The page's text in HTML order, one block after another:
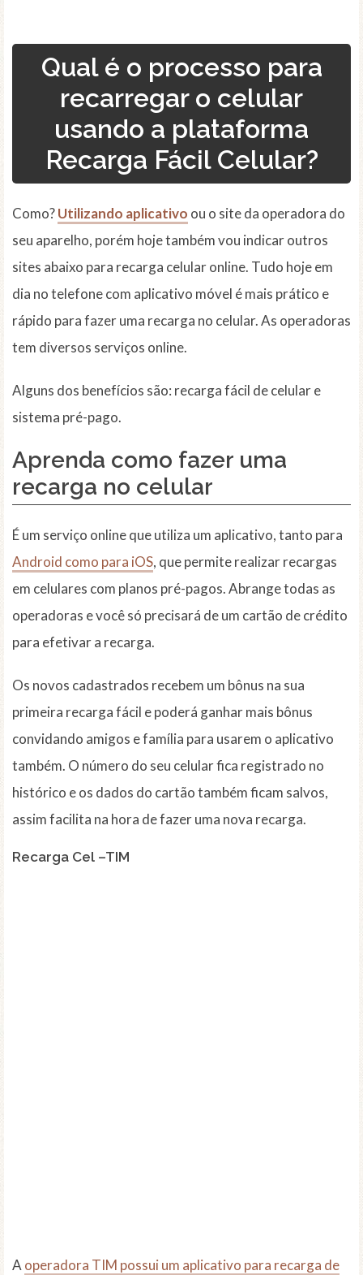
Qual é o processo para
recarregar o celular
usando a plataforma
Recarga Fácil Celular?
Como?Utilizando aplicativo ou o site da operadora do
seu aparelho, porém hoje também vou indicar outros
sites abaixo para recarga celular online. Tudo hoje em
dia no telefone com aplicativo móvel é mais prático e
rápido para fazer uma recarga no celular. As operadoras
tem diversos serviços online.
Alguns dos benefícios são: recarga fácil de celular e
sistema pré-pago.
Aprenda como fazer uma
recarga no celular
É um serviço online que utiliza um aplicativo, tanto para
Android como para iOS, que permite realizar recargas
em celulares com planos pré-pagos. Abrange todas as
operadoras e você só precisará de um cartão de crédito
para efetivar a recarga.
Os novos cadastrados recebem um bônus na sua
primeira recarga fácil e poderá ganhar mais bônus
convidando amigos e família para usarem o aplicativo
também. O número do seu celular fica registrado no
histórico e os dados do cartão também ficam salvos,
assim facilita na hora de fazer uma nova recarga.
Recarga Cel –TIM
A operadora TIM possui um aplicativo para recarga de